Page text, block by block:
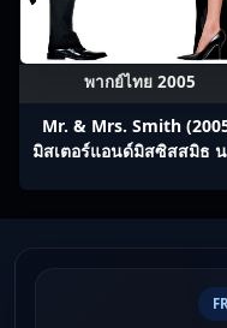
พากย์ไทย 2005
Mr. & Mrs. Smith
มิสเตอร์แอนด์มิสซิสสมิธ น